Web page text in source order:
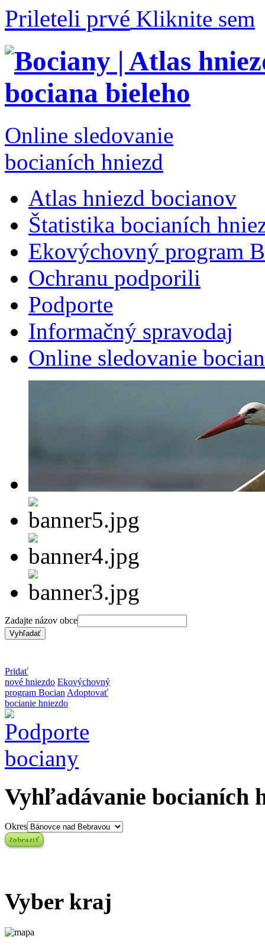
Prileteli prvé Kliknite sem
Online sledovanie
bocianích hniezd
Atlas hniezd bocianov
Štatistika bocianích
Ekovýchovný program
Ochranu podporili
Podporte
Informačný spravodaj
Online sledovanie
Zadajte názov obce
Pridať
nové hniezdo Ekovýchovný
program Bocian Adoptovať
bocianie hniezdo
Vyhľadávanie bocianích
Okres
Vyber kraj